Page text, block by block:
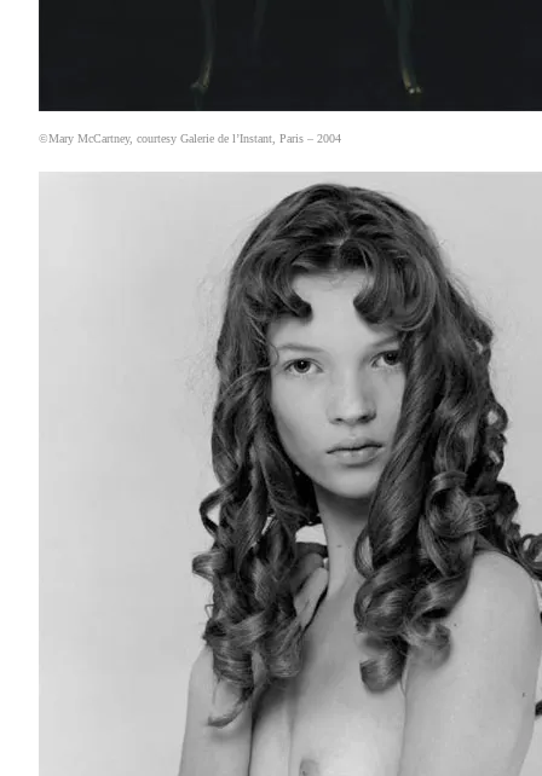
©Mary McCartney, courtesy Galerie de l’Instant, Paris – 2004